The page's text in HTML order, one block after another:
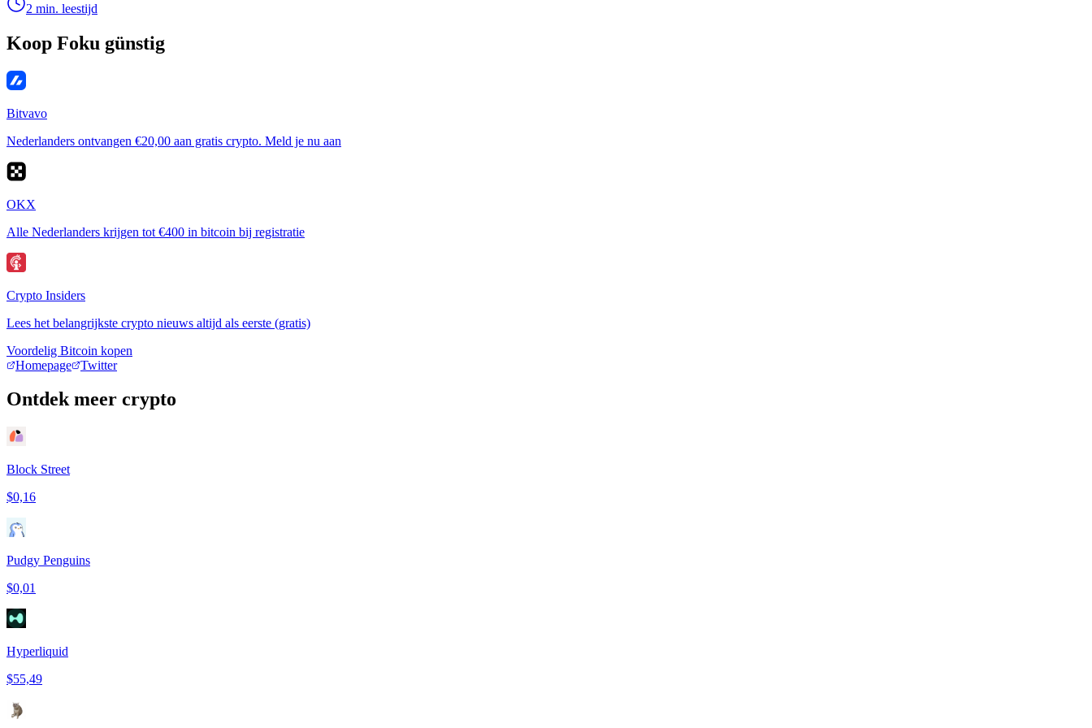
2 min. leestijd
Koop Foku günstig
Bitvavo
Nederlanders ontvangen €20,00 aan gratis crypto. Meld je nu aan
OKX
Alle Nederlanders krijgen tot €400 in bitcoin bij registratie
Crypto Insiders
Lees het belangrijkste crypto nieuws altijd als eerste (gratis)
Voordelig Bitcoin kopen
Homepage
Twitter
Ontdek meer crypto
Block Street
$0,16
Pudgy Penguins
$0,01
Hyperliquid
$55,49